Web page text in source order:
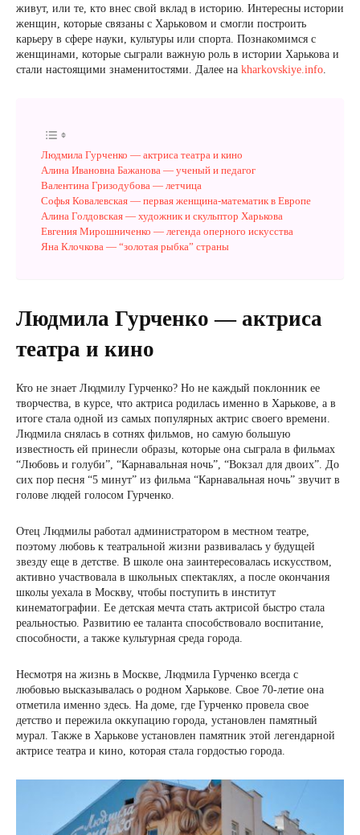
живут, или те, кто внес свой вклад в историю. Интересны истории
женщин, которые связаны с Харьковом и смогли построить
карьеру в сфере науки, культуры или спорта. Познакомимся с
женщинами, которые сыграли важную роль в истории Харькова и
стали настоящими знаменитостями. Далее на kharkovskiye.info.
Людмила Гурченко — актриса театра и кино
Алина Ивановна Бажанова — ученый и педагог
Валентина Гризодубова — летчица
Софья Ковалевская — первая женщина-математик в Европе
Алина Голдовская — художник и скульптор Харькова
Евгения Мирошниченко — легенда оперного искусства
Яна Клочкова — “золотая рыбка” страны
Людмила Гурченко — актриса
театра и кино
Кто не знает Людмилу Гурченко? Но не каждый поклонник ее
творчества, в курсе, что актриса родилась именно в Харькове, а в
итоге стала одной из самых популярных актрис своего времени.
Людмила снялась в сотнях фильмов, но самую большую
известность ей принесли образы, которые она сыграла в фильмах
“Любовь и голуби”, “Карнавальная ночь”, “Вокзал для двоих”. До
сих пор песня “5 минут” из фильма “Карнавальная ночь” звучит в
голове людей голосом Гурченко.
Отец Людмилы работал администратором в местном театре,
поэтому любовь к театральной жизни развивалась у будущей
звезду еще в детстве. В школе она заинтересовалась искусством,
активно участвовала в школьных спектаклях, а после окончания
школы уехала в Москву, чтобы поступить в институт
кинематографии. Ее детская мечта стать актрисой быстро стала
реальностью. Развитию ее таланта способствовало воспитание,
способности, а также культурная среда города.
Несмотря на жизнь в Москве, Людмила Гурченко всегда с
любовью высказывалась о родном Харькове. Свое 70-летие она
отметила именно здесь. На доме, где Гурченко провела свое
детство и пережила оккупацию города, установлен памятный
мурал. Также в Харькове установлен памятник этой легендарной
актрисе театра и кино, которая стала гордостью города.